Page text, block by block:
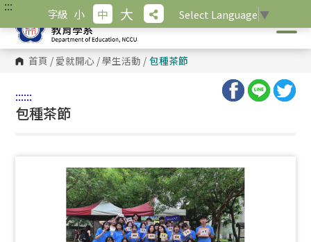
跳
主
內
容
::: 字級 小 中 大 Select Language ▼
首頁 / 愛就開心 /學生活動 / 包種茶節
::::::
包種茶節